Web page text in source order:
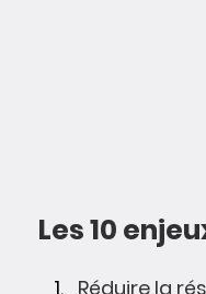
Les 10
Réduire la